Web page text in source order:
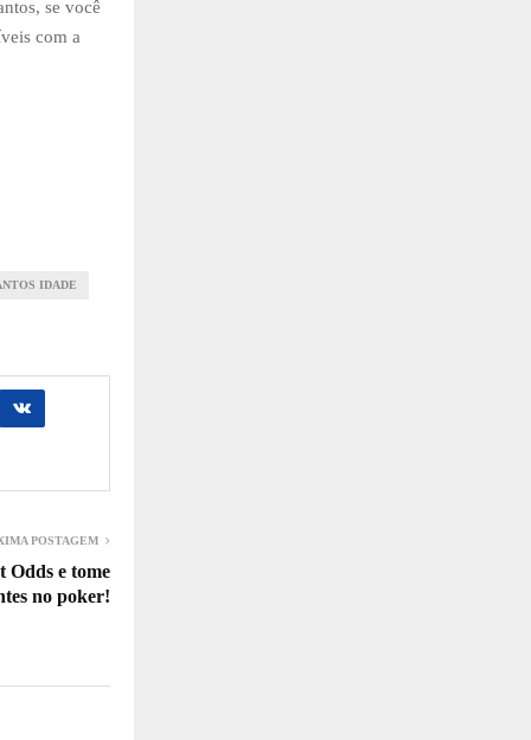
se você
com a
IDADE
POSTAGEM
Odds e tome
no poker!